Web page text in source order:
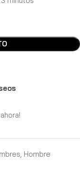
, Hombre